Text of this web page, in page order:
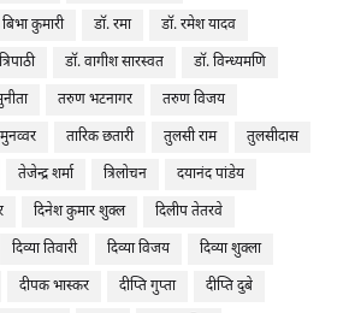
कुमारी डॉ. रमा
डॉ. रमेश यादव
डॉ. वागीश सारस्वत
डॉ. विन्ध्यमणि
तरुण भटनागर
तरुण विजय
तारिक छतारी तुलसी राम
तुलसीदास
तेजेन्द्र शर्मा त्रिलोचन
दयानंद पांडेय
दिनेश कुमार शुक्ल
दिलीप तेतरवे
दिव्या तिवारी दिव्या विजय
दिव्या शुक्ला
दीपक भास्कर दीप्ति गुप्ता
दीप्ति दुबे